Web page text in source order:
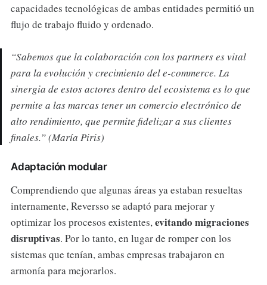
capacidades tecnológicas de ambas entidades permitió un
flujo de trabajo fluido y ordenado.
“Sabemos que la colaboración con los partners es vital
para la evolución y crecimiento del e-commerce. La
sinergia de estos actores dentro del ecosistema es lo que
permite a las marcas tener un comercio electrónico de
alto rendimiento, que permite fidelizar a sus clientes
finales.”(María Piris)
Adaptación modular
Comprendiendo que algunas áreas ya estaban resueltas
internamente, Reversso se adaptó para mejorar y
optimizar los procesos existentes,evitando migraciones
disruptivas. Por lo tanto, en lugar de romper con los
sistemas que tenían, ambas empresas trabajaron en
armonía para mejorarlos.